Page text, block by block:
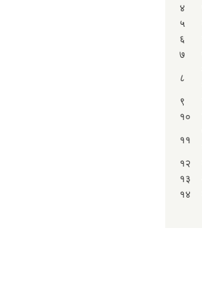
४
५
६
७
८
९
१०
११
१२
१३
१४